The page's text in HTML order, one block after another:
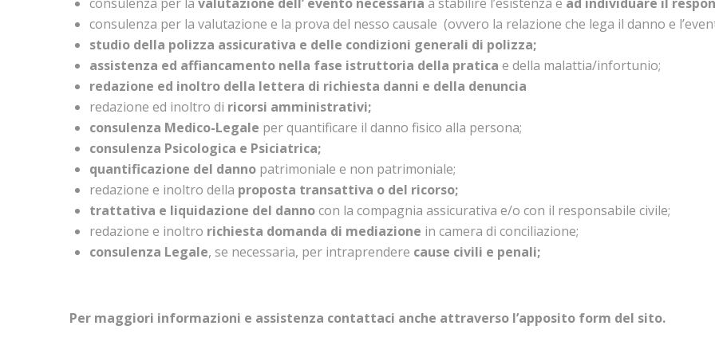
consulenza per la valutazione e la prova del nesso causale (ovvero la relazione che lega il danno e
studio della polizza assicurativa e delle condizioni generali di polizza;
assistenza ed affiancamento nella fase istruttoria della pratica e della malattia/infortunio;
redazione ed inoltro della lettera di richiesta danni e della denuncia
redazione ed inoltro di ricorsi amministrativi;
consulenza Medico-Legale per quantificare il danno fisico alla persona;
consulenza Psicologica e Psiciatrica;
quantificazione del danno patrimoniale e non patrimoniale;
redazione e inoltro della proposta transattiva o del ricorso;
trattativa e liquidazione del dannocon la compagnia assicurativa e/o con il responsabile civile;
redazione e inoltro richiesta domanda di mediazione in camera di conciliazione;
consulenza Legale, se necessaria, per intraprendere cause civili e penali;
Per maggiori informazioni e assistenza contattaci anche attraverso l’apposito form del sito.